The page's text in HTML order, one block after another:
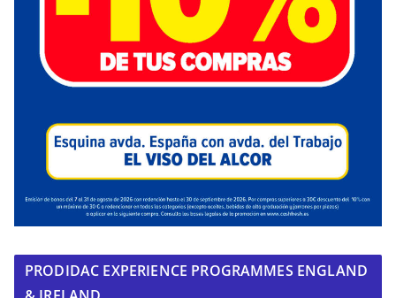
PRODIDAC EXPERIENCE PROGRAMMES ENGLAND